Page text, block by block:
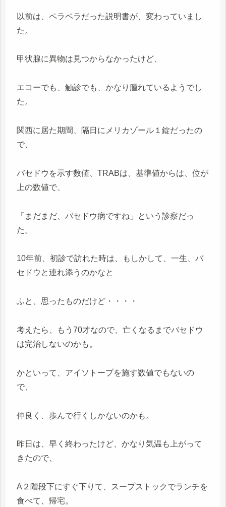
以前は、ペラペラだった説明書が、変わっていまし
た。
甲状腺に異物は見つからなかったけど、
エコーでも、触診でも、かなり腫れているようでし
た。
関西に居た期間、隔日にメリカゾール１錠だったの
で、
バセドウを示す数値、TRABは、基準値からは、位が
上の数値で、
「まだまだ、バセドウ病ですね」という診察だっ
た。
10年前、初診で訪れた時は、もしかして、一生、バ
セドウと連れ添うのかなと
ふと、思ったものだけど・・・・
考えたら、もう70才なので、亡くなるまでバセドウ
は完治しないのかも。
かといって、アイソトープを施す数値でもないの
で、
仲良く、歩んで行くしかないのかも。
昨日は、早く終わったけど、かなり気温も上がって
きたので、
A２階段下にすぐ下りて、スープストックでランチを
食べて、帰宅。